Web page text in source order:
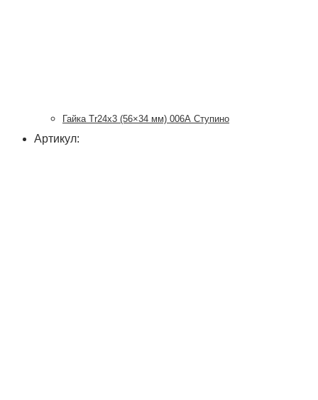
Гайка Tr24x3 (56×34 мм) 006А Ступино
Артикул: